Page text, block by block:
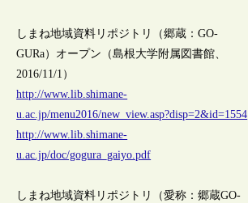
しまね地域資料リポジトリ（郷蔵：GO-
GURa）オープン（島根大学附属図書館、
2016/11/1）
http://www.lib.shimane-
u.ac.jp/menu2016/new_view.asp?disp=2&id=1554
http://www.lib.shimane-
u.ac.jp/doc/gogura_gaiyo.pdf
しまね地域資料リポジトリ（愛称：郷蔵GO-